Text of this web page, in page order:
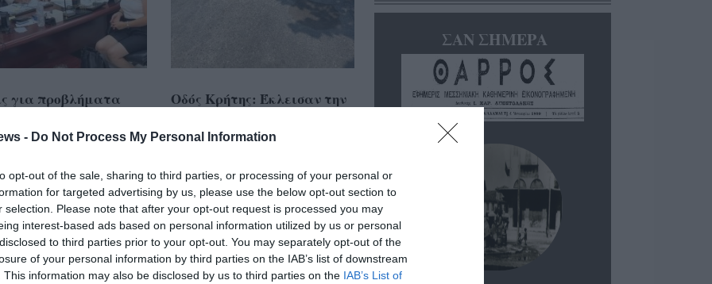
- Do Not Process My Personal Information
opt-out of the sale, sharing to third parties, or processing of your personal or
for targeted advertising by us, please use the below opt-out section to
selection. Please note that after your opt-out request is processed you may
interest-based ads based on personal information utilized by us or personal
to third parties prior to your opt-out. You may separately opt-out of the
of your personal information by third parties on the IAB’s list of downstream
This information may also be disclosed by us to third parties on the IAB’s List of
για προβλήματα
η πρόεδρος της
Οδός Κρήτης: Έκλεισαν την
παραμένει
ΣΑΝ ΣΗΜΕΡΑ